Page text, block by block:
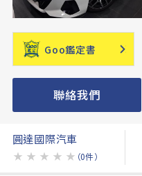
Goo鑑定書
聯絡我們
圓達國際汽車
★ ★ ★ ★ ★ （0件）